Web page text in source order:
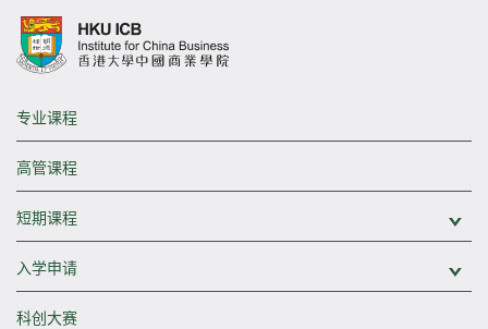
专业课程
高管课程
短期课程
入学申请
科创大赛